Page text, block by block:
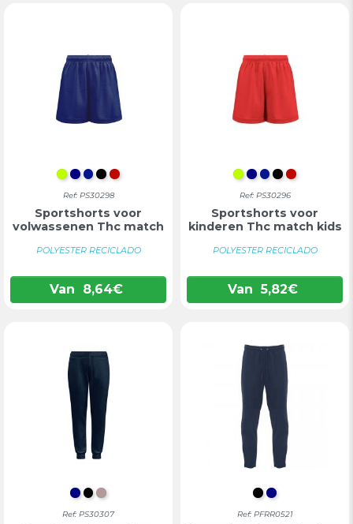
LIMOEN
DONKERBLAUW
KONINGSBLAUW
ZWART
ROOD
Ref: PS30298
Sportshorts voor
volwassenen Thc match
POLYESTER RECICLADO
Van 8,64€
LIMOENZWART
ROOD
Ref: PS30296
Sportshorts voor
kinderen Thc match kids
POLYESTER RECICLADO
Van 5,82€
DONKERBLAUW
ZWART
GEMELEERD LICHTGRIJS
Ref: PS30307
INTENS
Ref: PFRR0521